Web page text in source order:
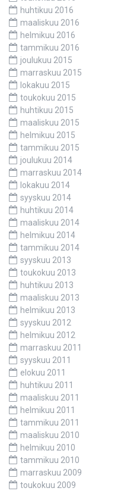
huhtikuu 2016
maaliskuu 2016
helmikuu 2016
tammikuu 2016
joulukuu 2015
marraskuu 2015
lokakuu 2015
toukokuu 2015
huhtikuu 2015
maaliskuu 2015
helmikuu 2015
tammikuu 2015
joulukuu 2014
marraskuu 2014
lokakuu 2014
syyskuu 2014
huhtikuu 2014
maaliskuu 2014
helmikuu 2014
tammikuu 2014
syyskuu 2013
toukokuu 2013
huhtikuu 2013
maaliskuu 2013
helmikuu 2013
syyskuu 2012
helmikuu 2012
marraskuu 2011
syyskuu 2011
elokuu 2011
huhtikuu 2011
maaliskuu 2011
helmikuu 2011
tammikuu 2011
maaliskuu 2010
helmikuu 2010
tammikuu 2010
marraskuu 2009
toukokuu 2009